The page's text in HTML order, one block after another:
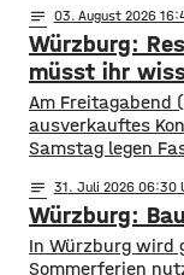
notes 03. August 2026
Würzburg:
müsst ihr
Am Freitagabend
ausverkauftes
Samstag legen
Rennweg
Promenade
notes 31. Juli 2026 06:30
Würzburg:
​​In Würzburg wird
Sommerferien